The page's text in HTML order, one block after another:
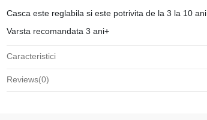
Casca este reglabila si este potrivita de la 3 la 10 ani.
Varsta recomandata 3 ani+
Caracteristici
Reviews(0)